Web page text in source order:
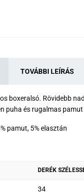
TOVÁBBI LEÍRÁS
boxeralsó. Rövidebb
puha és rugalmas
pamut, 5% elasztán
DERÉK
34